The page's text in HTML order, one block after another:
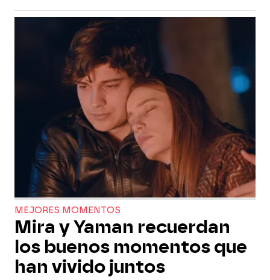
MEJORES MOMENTOS
Mira y Yaman recuerdan
los buenos momentos que
han vivido juntos